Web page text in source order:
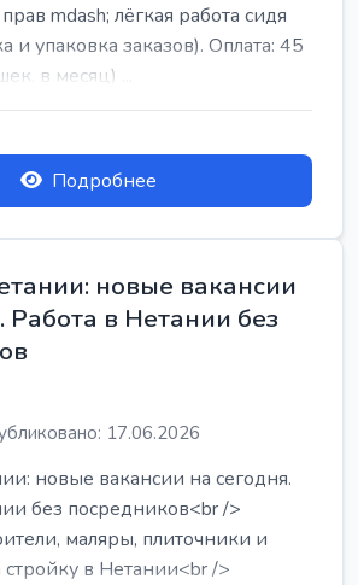
mdash; лёгкая работа сидя
и упаковка заказов). Оплата: 45
в месяц) ...
Подробнее
новые вакансии
Работа в Нетании без
17.06.2026
новые вакансии на сегодня.
без посредников<br />
маляры, плиточники и
в Нетании<br />